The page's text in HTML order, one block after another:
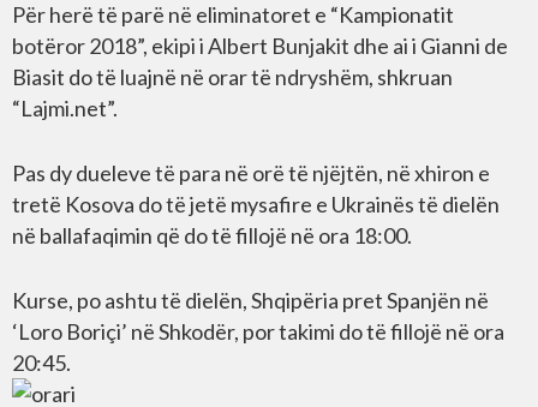
Për herë të parë në eliminatoret e “Kampionatit
botëror 2018”, ekipi i Albert Bunjakit dhe ai i Gianni de
Biasit do të luajnë në orar të ndryshëm, shkruan
“Lajmi.net”.
Pas dy dueleve të para në orë të njëjtën, në xhiron e
tretë Kosova do të jetë mysafire e Ukrainës të dielën
në ballafaqimin që do të fillojë në ora 18:00.
Kurse, po ashtu të dielën, Shqipëria pret Spanjën në
‘Loro Boriçi’ në Shkodër, por takimi do të fillojë në ora
20:45.